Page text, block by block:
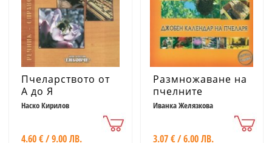
Пчеларството от
А до Я
Наско Кирилов
4.60 € / 9.00 ЛВ.
Размножаване на
пчелните
семейства
(Джобен календар
Иванка Желязкова
3.07 € / 6.00 ЛВ.